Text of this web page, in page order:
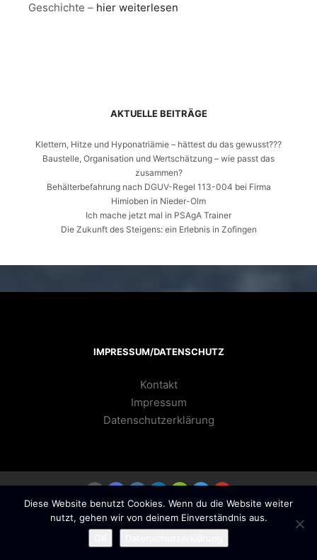
Geschichte – hier weiterlesen
AKTUELLE BEITRÄGE
Klettern, Hitze und Hyponatriämie – hättest du das gewusst???
Baustelle, Organisation und Wertschätzung – wie passt das
zusammen?
Behälterbefahrung nach DGUV-Regel 113-004 bei Firma
Himioben in Nieder-Olm
Ich mache jetzt mal in PSAgA Trainer
Die Zukunft des Steigens: ein Erlebnis in Zofingen
IMPRESSUM/DATENSCHUTZ
Kontakt
Impressum
Datenschutzerklärung
WordPress Theme ♥ Proudly built by
Apollo13Themes- Edit this text
Diese Website benutzt Cookies. Wenn du die Website weiter
nutzt, gehen wir von deinem Einverständnis aus.